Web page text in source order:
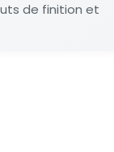
de finition et